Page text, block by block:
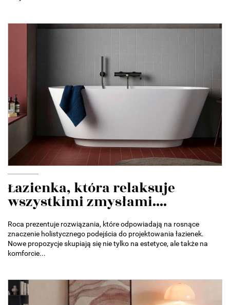
Łazienka, która relaksuje
wszystkimi zmysłami....
Roca prezentuje rozwiązania, które odpowiadają na rosnące
znaczenie holistycznego podejścia do projektowania łazienek.
Nowe propozycje skupiają się nie tylko na estetyce, ale także na
komforcie...